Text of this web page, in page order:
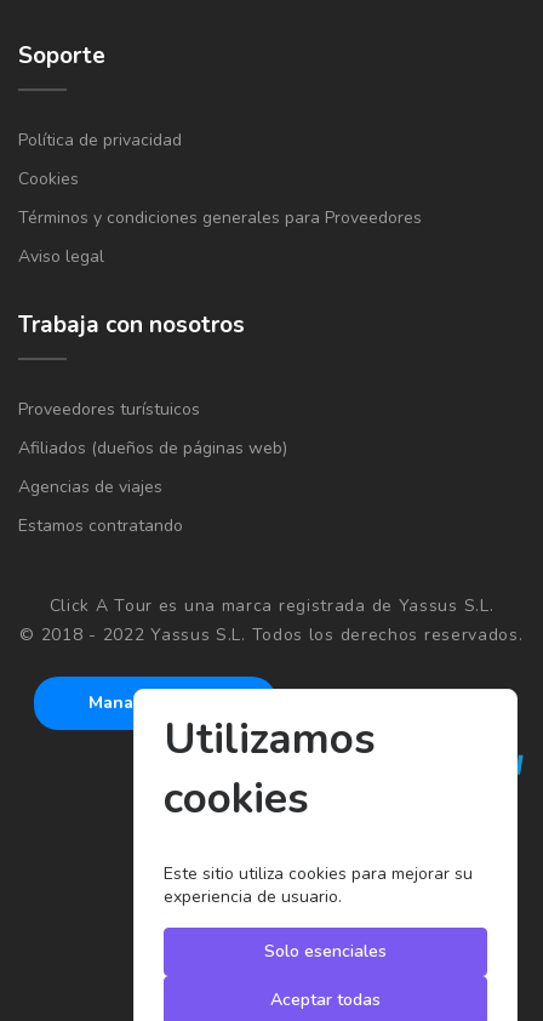
Soporte
Política de privacidad
Cookies
Términos y condiciones generales para Proveedores
Aviso legal
Trabaja con nosotros
Proveedores turístuicos
Afiliados (dueños de páginas web)
Agencias de viajes
Estamos contratando
Click A Tour es una marca registrada de Yassus S.L.
© 2018 - 2022 Yassus S.L. Todos los derechos reservados.
Manage cookies
Utilizamos
cookies
Este sitio utiliza cookies para mejorar su
experiencia de usuario.
Solo esenciales
Aceptar todas